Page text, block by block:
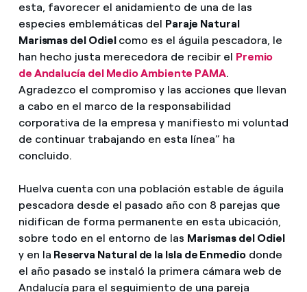
esta, favorecer el anidamiento de una de las
especies emblemáticas del Paraje Natural
Marismas del Odielcomo es el águila pescadora, le
han hecho justa merecedora de recibir el Premio
de Andalucía del Medio Ambiente PAMA.
Agradezco el compromiso y las acciones que llevan
a cabo en el marco de la responsabilidad
corporativa de la empresa y manifiesto mi voluntad
de continuar trabajando en esta línea” ha
concluido.
Huelva cuenta con una población estable de águila
pescadora desde el pasado año con 8 parejas que
nidifican de forma permanente en esta ubicación,
sobre todo en el entorno de las Marismas del Odiel
y en la Reserva Natural de la Isla de Enmediodonde
el año pasado se instaló la primera cámara web de
Andalucía para el seguimiento de una pareja